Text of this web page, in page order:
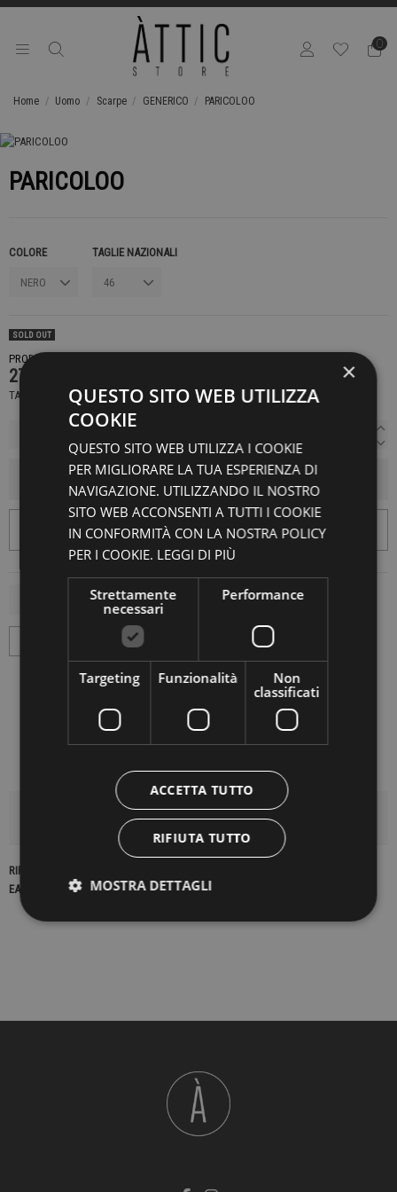
0
Home Uomo Scarpe GENERICO PARICOLOO
PARICOLOO
COLORE TAGLIE NAZIONALI
SOLD OUT
PRODOTTO NON DISPONIBILE CONTATTACI PER SAPERE DI PIÙ
279,00 €
TASSE INCLUSE
AGGIUNGI AL CARRELLO
DETTAGLI DEL PRODOTTO
RIFERIMENTO
EAN13
2900000438668
×
QUESTO SITO WEB UTILIZZA
COOKIE
QUESTO SITO WEB UTILIZZA I COOKIE
PER MIGLIORARE LA TUA ESPERIENZA DI
NAVIGAZIONE. UTILIZZANDO IL NOSTRO
SITO WEB ACCONSENTI A TUTTI I COOKIE
IN CONFORMITÀ CON LA NOSTRA POLICY
PER I COOKIE. LEGGI DI PIÙ
Strettamente
necessari
Performance
Targeting Funzionalità
Non
classificati
ACCETTA TUTTO
RIFIUTA TUTTO
MOSTRA DETTAGLI